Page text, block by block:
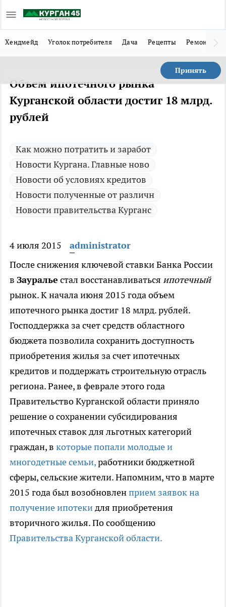
Хендмейд Уголок потребителя Дача Рецепты Ремонт
Принять
Объем ипотечного рынка
Курганской области достиг 18 млрд.
рублей
Как можно потратить и заработ
Новости Кургана. Главные ново
Новости об условиях кредитов
Новости полученные от различн
Новости правительства Курганс
4 июля 2015
administrator
После снижения ключевой ставки Банка России
в Зауралье стал восстанавливаться ипотечный
рынок.К начала июня 2015 года объем
ипотечного рынка достиг 18 млрд. рублей.
Господдержка за счет средств областного
бюджета позволила сохранить доступность
приобретения жилья за счет ипотечных
кредитов и поддержать строительную отрасль
региона. Ранее, в феврале этого года
Правительство Курганской области приняло
решение о сохранении субсидирования
ипотечных ставок для льготных категорий
граждан, в которые попали молодые и
многодетные семьи,работники бюджетной
сферы, сельские жители. Напомним, что в марте
2015 года был возобновленприем заявок на
получение ипотекидля приобретения
вторичного жилья. По сообщению
Правительства Курганской области.